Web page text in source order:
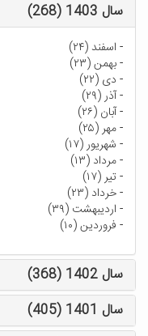
سال 1403 (268)
- اسفند (۲۴)
-بهمن (۲۳)
- دی (۲۲)
-آذر (۲۹)
-آبان (۲۶)
-مهر (۲۵)
- شهریور (۱۷)
-مرداد (۱۳)
-تیر (۱۷)
-خرداد (۲۳)
- اردیبهشت (۳۹)
- فروردین (۱۰)
سال 1402 (368)
سال 1401 (405)